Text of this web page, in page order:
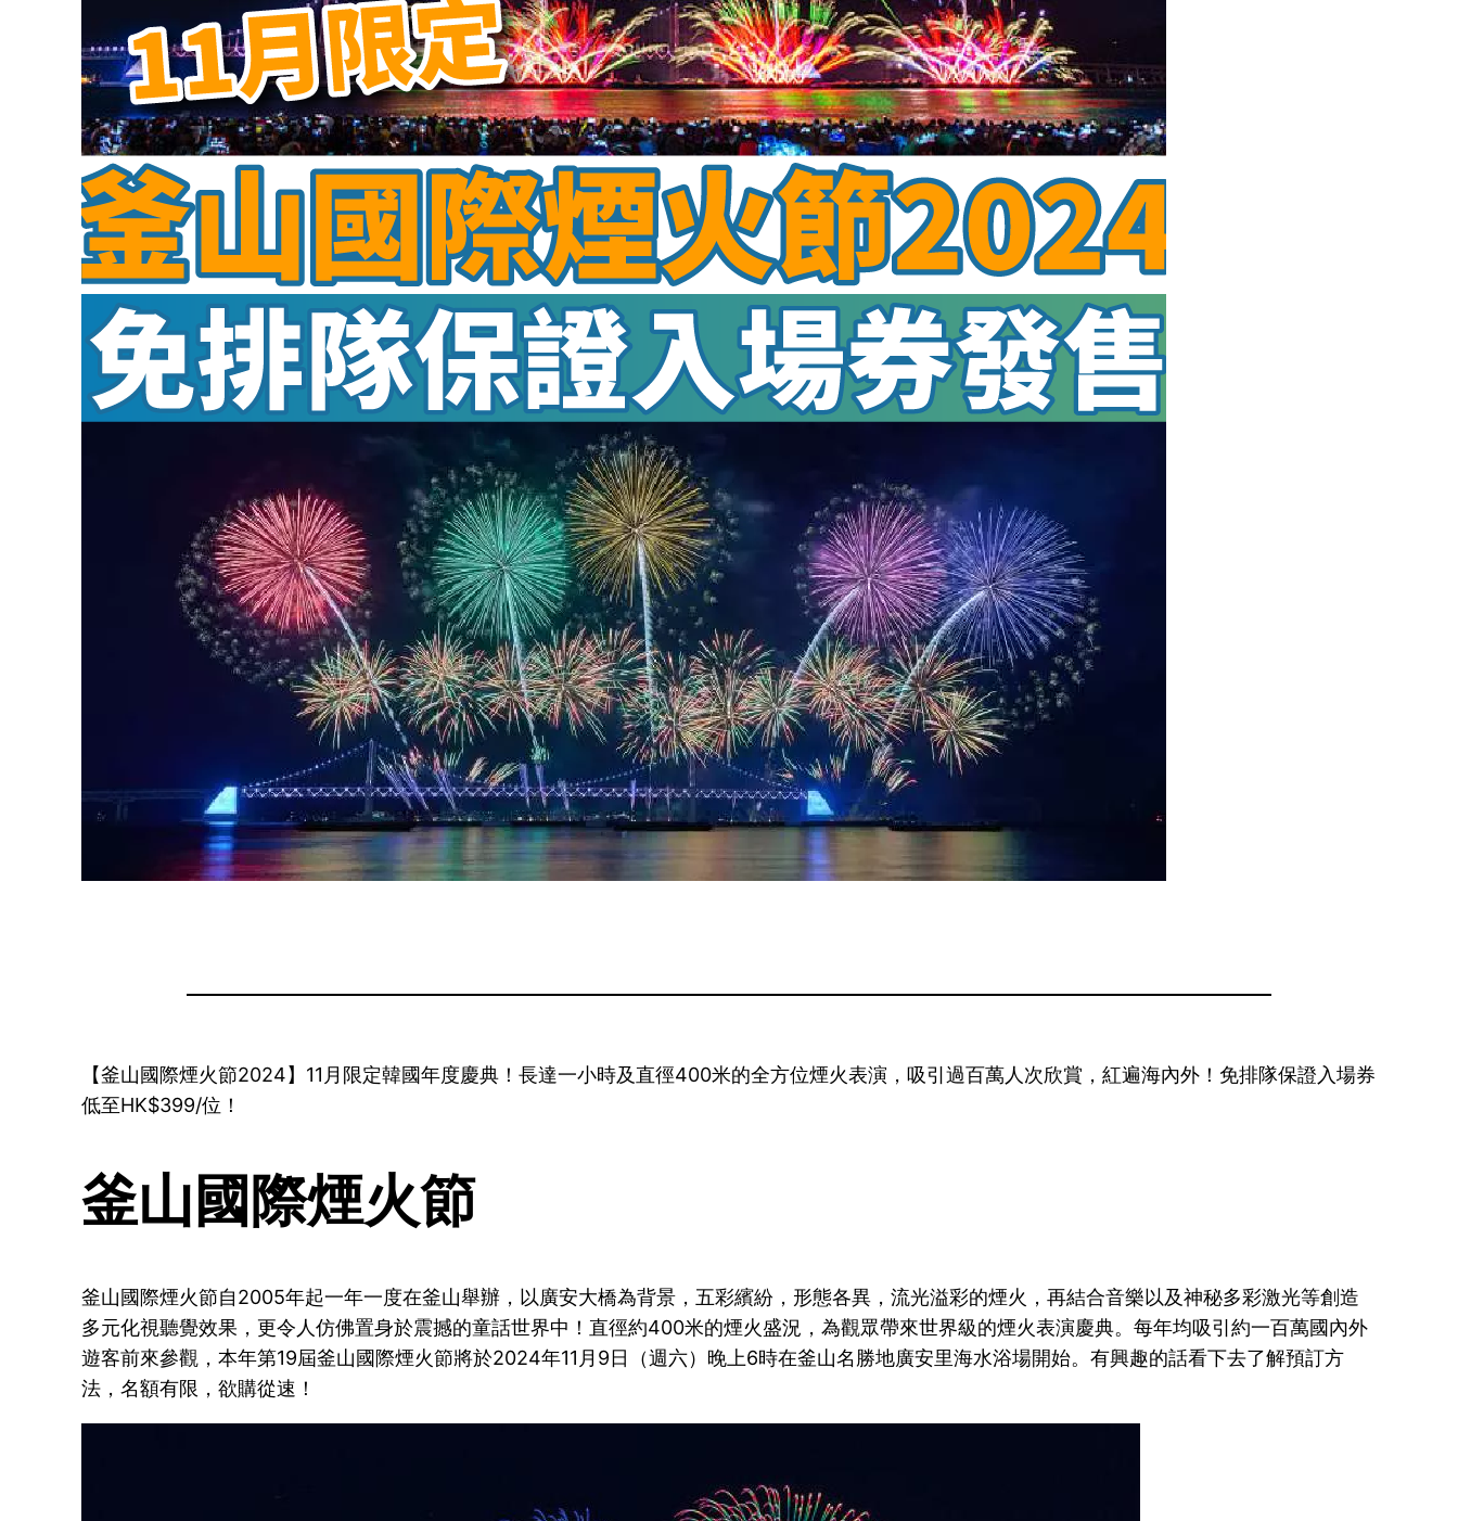
【釜山國際煙火節2024】11月限定韓國年度慶典！長達一小時及直徑400米的全方位煙火表演，吸引過百萬人次欣賞，紅遍海內外！免排隊保證入場券
低至HK$399/位！
釜山國際煙火節
釜山國際煙火節自2005年起一年一度在釜山舉辦，以廣安大橋為背景，五彩繽紛，形態各異，流光溢彩的煙火，再結合音樂以及神秘多彩激光等創造
多元化視聽覺效果，更令人仿佛置身於震撼的童話世界中！直徑約400米的煙火盛況，為觀眾帶來世界級的煙火表演慶典。每年均吸引約一百萬國內外
遊客前來參觀，本年第19屆釜山國際煙火節將於2024年11月9日（週六）晚上6時在釜山名勝地廣安里海水浴場開始。有興趣的話看下去了解預訂方
法，名額有限，欲購從速！